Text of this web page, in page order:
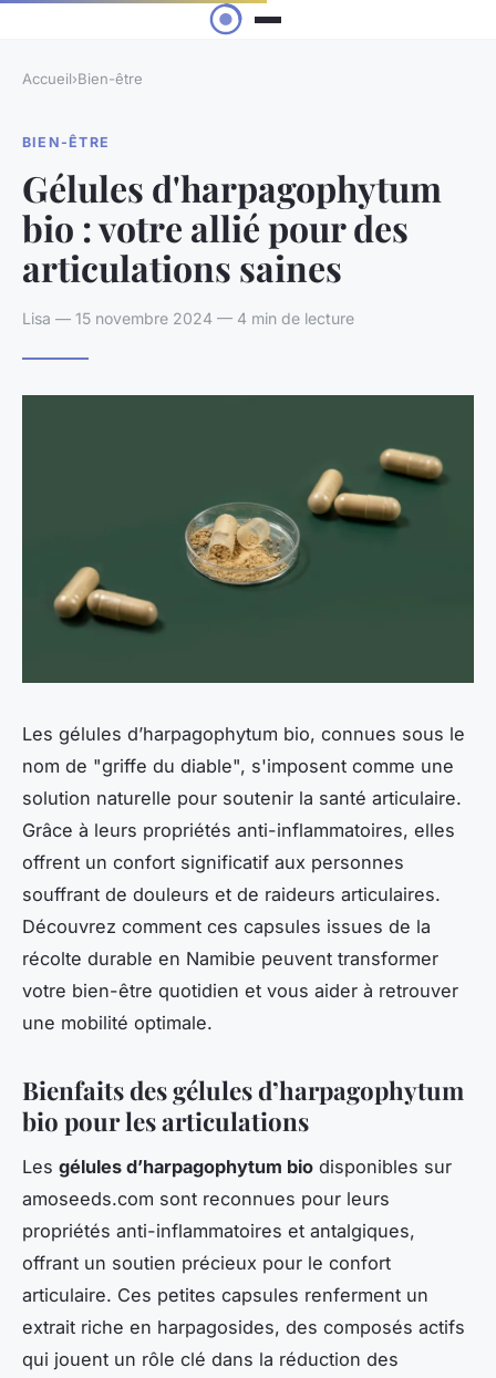
Accueil›Bien-être
BIEN-ÊTRE
Gélules d'harpagophytum
bio : votre allié pour des
articulations saines
Lisa — 15 novembre 2024 — 4 min de lecture
Les gélules d’harpagophytum bio, connues sous le
nom de "griffe du diable", s'imposent comme une
solution naturelle pour soutenir la santé articulaire.
Grâce à leurs propriétés anti-inflammatoires, elles
offrent un confort significatif aux personnes
souffrant de douleurs et de raideurs articulaires.
Découvrez comment ces capsules issues de la
récolte durable en Namibie peuvent transformer
votre bien-être quotidien et vous aider à retrouver
une mobilité optimale.
Bienfaits des gélules d’harpagophytum
bio pour les articulations
Les gélules d’harpagophytum bio disponibles sur
amoseeds.com sont reconnues pour leurs
propriétés anti-inflammatoires et antalgiques,
offrant un soutien précieux pour le confort
articulaire. Ces petites capsules renferment un
extrait riche en harpagosides, des composés actifs
qui jouent un rôle clé dans la réduction des